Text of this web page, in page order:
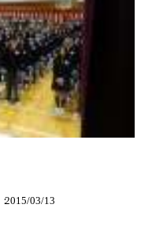
2015/03/13